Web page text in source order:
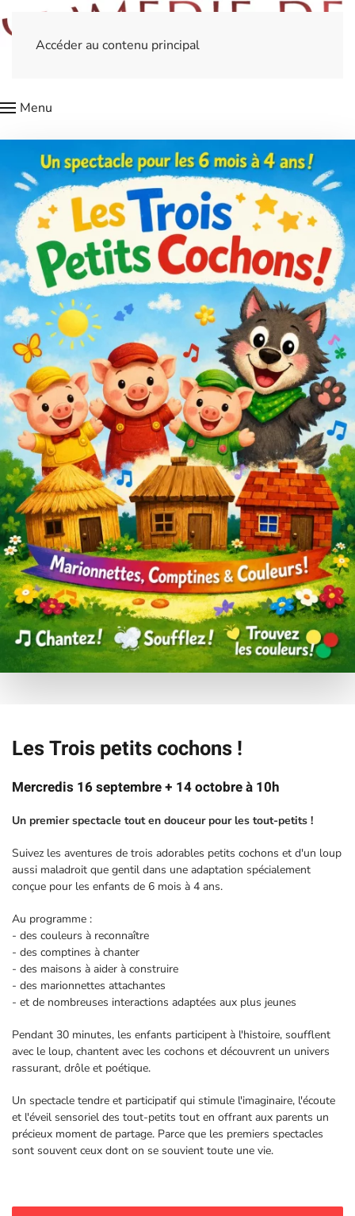
Accéder au contenu principal
Menu
Les Trois petits cochons !
Mercredis 16 septembre + 14 octobre à 10h
Un premier spectacle tout en douceur pour les tout-petits !
Suivez les aventures de trois adorables petits cochons et d'un loup
aussi maladroit que gentil dans une adaptation spécialement
conçue pour les enfants de 6 mois à 4 ans.
Au programme :
- des couleurs à reconnaître
- des comptines à chanter
- des maisons à aider à construire
- des marionnettes attachantes
- et de nombreuses interactions adaptées aux plus jeunes
Pendant 30 minutes, les enfants participent à l'histoire, soufflent
avec le loup, chantent avec les cochons et découvrent un univers
rassurant, drôle et poétique.
Un spectacle tendre et participatif qui stimule l'imaginaire, l'écoute
et l'éveil sensoriel des tout-petits tout en offrant aux parents un
précieux moment de partage. Parce que les premiers spectacles
sont souvent ceux dont on se souvient toute une vie.